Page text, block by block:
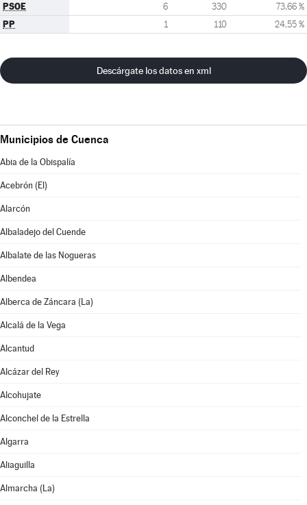
PSOE 6 330 73,66 %
PP 1 110 24,55 %
Descárgate los datos en xml
Municipios de Cuenca
Abia de la Obispalía
Acebrón (El)
Alarcón
Albaladejo del Cuende
Albalate de las Nogueras
Albendea
Alberca de Záncara (La)
Alcalá de la Vega
Alcantud
Alcázar del Rey
Alcohujate
Alconchel de la Estrella
Algarra
Aliaguilla
Almarcha (La)